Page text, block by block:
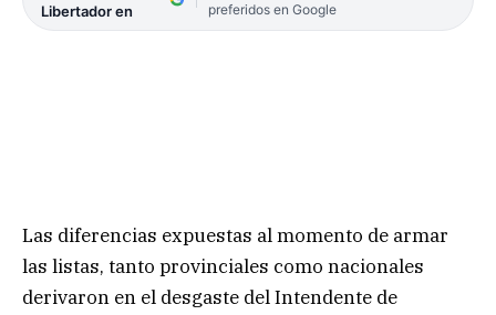
Libertador en
preferidos en Google
Las diferencias expuestas al momento de armar
las listas, tanto provinciales como nacionales
derivaron en el desgaste del Intendente de